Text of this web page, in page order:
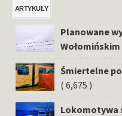
ARTYKUŁY
Planowane
Wołomińskim
Śmiertelne
( 6,675 )
Lokomotywa